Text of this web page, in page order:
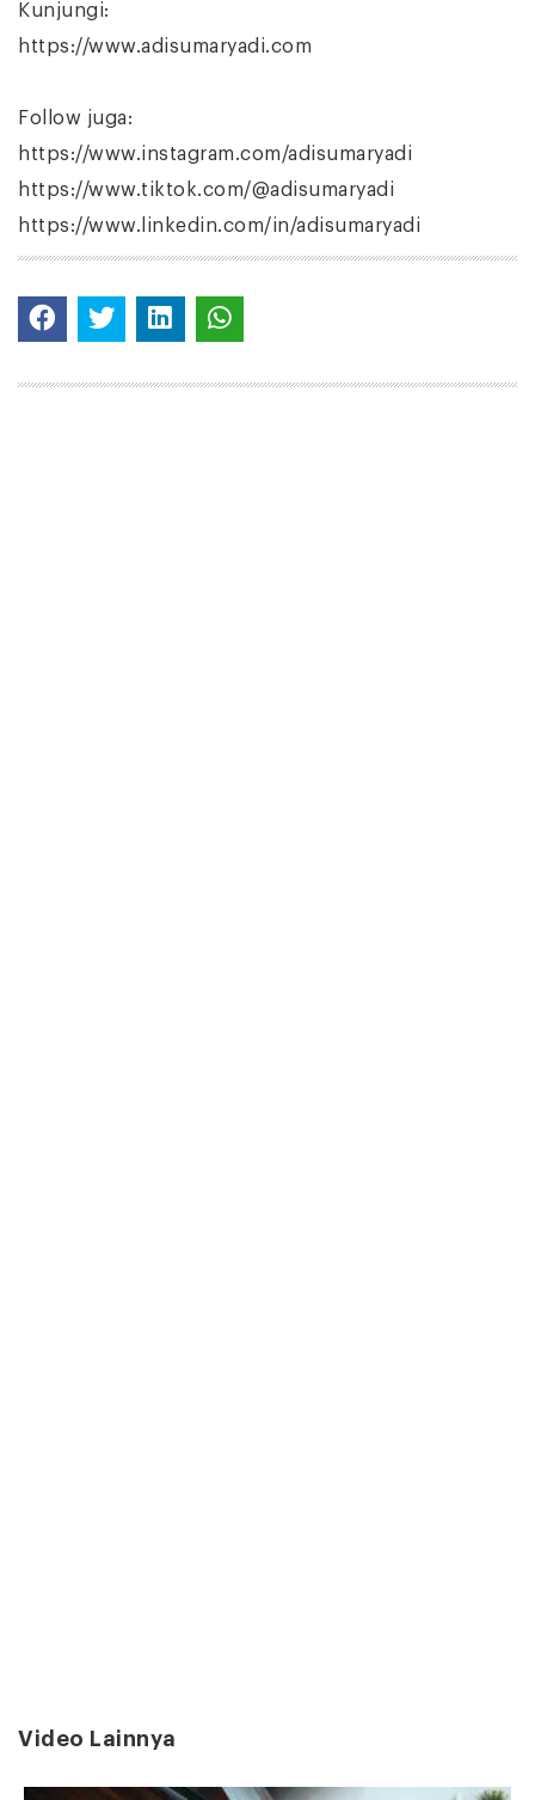
Kunjungi:
https://www.adisumaryadi.com
Follow juga:
https://www.instagram.com/adisumaryadi
https://www.tiktok.com/@adisumaryadi
https://www.linkedin.com/in/adisumaryadi
Video Lainnya